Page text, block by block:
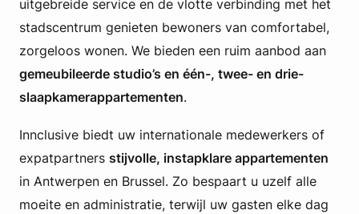
p
p
r
t
e
m
e
n
t
e
n
uitgebreide service en de vlotte verbinding met het
stadscentrum genieten bewoners van comfortabel,
zorgeloos wonen. We bieden een ruim aanbod aan
gemeubileerde studio’s en één-, twee- en drie-
slaapkamerappartementen.
Innclusive biedt uw internationale medewerkers of
expatpartners stijvolle, instapklare appartementen
in Antwerpen en Brussel. Zo bespaart u uzelf alle
moeite en administratie, terwijl uw gasten elke dag